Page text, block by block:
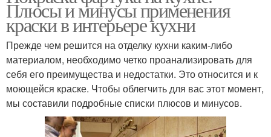
Плюсы и минусы применения
краски в интерьере кухни
Прежде чем решится на отделку кухни каким-либо
материалом, необходимо четко проанализировать для
себя его преимущества и недостатки. Это относится и к
моющейся краске. Чтобы облегчить для вас этот момент,
мы составили подробные списки плюсов и минусов.